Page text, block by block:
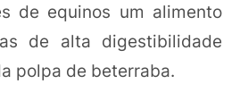
de equinos um alimento
de alta digestibilidade
polpa de beterraba.